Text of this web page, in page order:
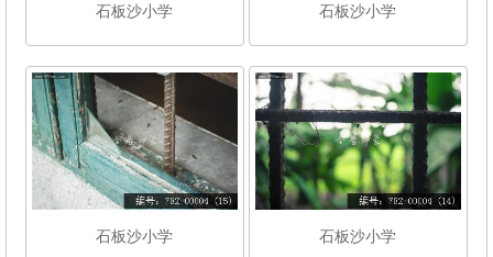
石板沙小学 石板沙小学
石板沙小学 石板沙小学